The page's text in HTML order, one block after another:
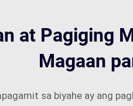
at Pagiging
Magaan
sa biyahe ay ang